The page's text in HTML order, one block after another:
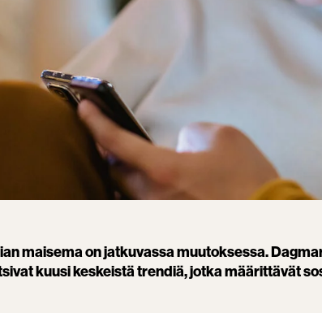
maisema on jatkuvassa muutoksessa.
kuusi keskeistä trendiä, jotka määrittävät